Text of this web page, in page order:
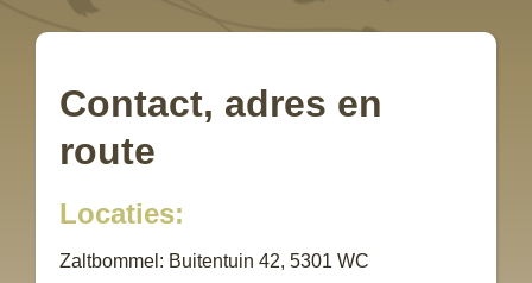
Contact, adres en
route
Locaties:
Zaltbommel: Buitentuin 42, 5301 WC